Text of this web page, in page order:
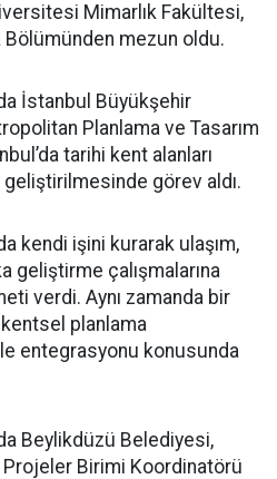
Mimarlık Fakültesi,
mezun oldu.
İstanbul Büyükşehir
Planlama ve Tasarım
tarihi kent alanları
görev aldı.
kendi işini kurarak ulaşım,
geliştirme çalışmalarına
verdi. Aynı zamanda bir
planlama
entegrasyonu konusunda
Beylikdüzü Belediyesi,
Birimi Koordinatörü